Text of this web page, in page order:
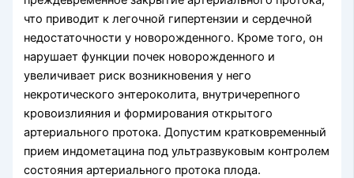
что приводит к легочной гипертензии и сердечной
недостаточности у новорожденного. Кроме того, он
нарушает функции почек новорожденного и
увеличивает риск возникновения у него
некротического энтероколита, внутричерепного
кровоизлияния и формирования открытого
артериального протока. Допустим кратковременный
прием индометацина под ультразвуковым контролем
состояния артериального протока плода.